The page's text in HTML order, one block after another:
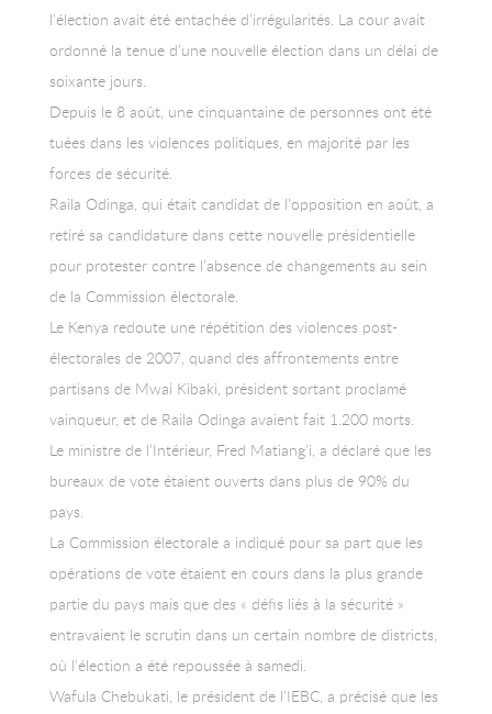
l’élection avait été entachée d’irrégularités. La cour avait
ordonné la tenue d’une nouvelle élection dans un délai de
soixante jours.
Depuis le 8 août, une cinquantaine de personnes ont été
tuées dans les violences politiques, en majorité par les
forces de sécurité.
Raila Odinga, qui était candidat de l’opposition en août, a
retiré sa candidature dans cette nouvelle présidentielle
pour protester contre l’absence de changements au sein
de la Commission électorale.
Le Kenya redoute une répétition des violences post-
électorales de 2007, quand des affrontements entre
partisans de Mwai Kibaki, président sortant proclamé
vainqueur, et de Raila Odinga avaient fait 1.200 morts.
Le ministre de l’Intérieur, Fred Matiang’i, a déclaré que les
bureaux de vote étaient ouverts dans plus de 90% du
pays.
La Commission électorale a indiqué pour sa part que les
opérations de vote étaient en cours dans la plus grande
partie du pays mais que des « défis liés à la sécurité »
entravaient le scrutin dans un certain nombre de districts,
où l’élection a été repoussée à samedi.
Wafula Chebukati, le président de l’IEBC, a précisé que les